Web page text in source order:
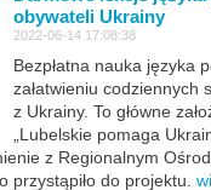
obywateli Ukrainy
2022-06-14 17:08:38
Bezpłatna nauka języka
załatwieniu codziennych
z Ukrainy. To główne
„Lubelskie pomaga
z Regionalnym
przystąpiło do projektu.